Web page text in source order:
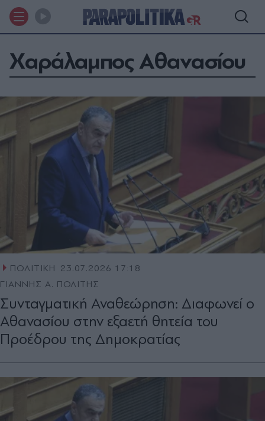
Χαράλαμπος Αθανασίου
ΠΟΛΙΤΙΚΗ
23.07.2026 17:18
ΓΙΑΝΝΗΣ Α. ΠΟΛΙΤΗΣ
Συνταγματική Αναθεώρηση: Διαφωνεί ο
Αθανασίου στην εξαετή θητεία του
Προέδρου της Δημοκρατίας